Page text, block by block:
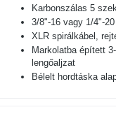
Karbonszálas 5
3/8"-16 vagy 1/4"-
XLR spirálkábel,
Markolatba épített
lengőaljzat
Bélelt hordtáska